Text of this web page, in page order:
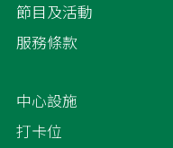
節目及活動
服務條款
中心設施
打卡位